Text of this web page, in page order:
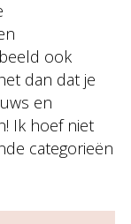
ook
dan dat je
en
Ik hoef niet
categorieën